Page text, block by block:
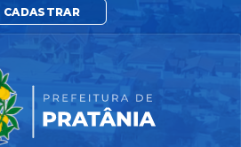
CADASTRAR